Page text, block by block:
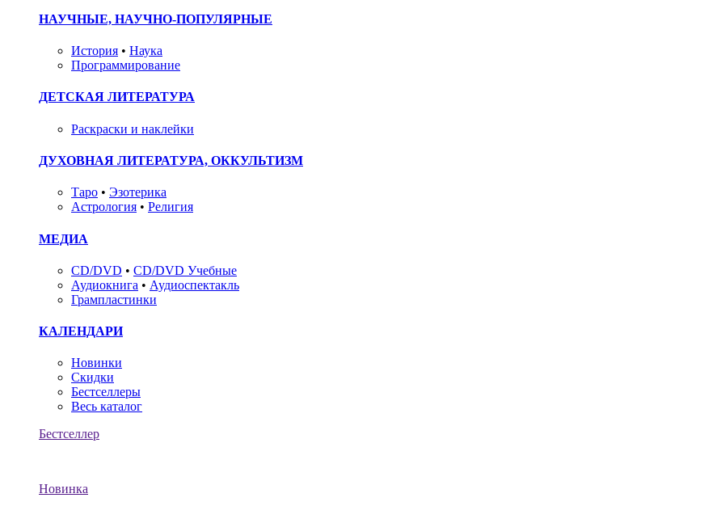
НАУЧНЫЕ, НАУЧНО-ПОПУЛЯРНЫЕ
История • Наука
Программирование
ДЕТСКАЯ ЛИТЕРАТУРА
Раскраски и наклейки
ДУХОВНАЯ ЛИТЕРАТУРА, ОККУЛЬТИЗМ
Таро • Эзотерика
Астрология • Религия
МЕДИА
CD/DVD • CD/DVD Учебные
Аудиокнига • Аудиоспектакль
Грампластинки
КАЛЕНДАРИ
Новинки
Скидки
Бестселлеры
Весь каталог
Бестселлер
Новинка